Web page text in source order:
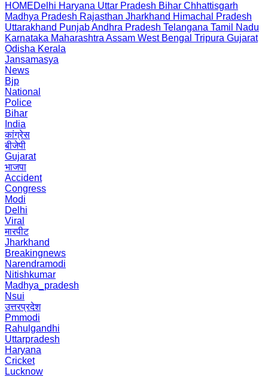
HOMEDelhi Haryana Uttar Pradesh Bihar Chhattisgarh
Madhya Pradesh Rajasthan Jharkhand Himachal Pradesh
Uttarakhand PunjabAndhra Pradesh Telangana Tamil Nadu
Karnataka Maharashtra Assam West Bengal Tripura Gujarat
Odisha Kerala
Jansamasya
News
Bjp
National
Police
Bihar
India
कांग्रेस
बीजेपी
Gujarat
भाजपा
Accident
Congress
Modi
Delhi
Viral
मारपीट
Jharkhand
Breakingnews
Narendramodi
Nitishkumar
Madhya_pradesh
Nsui
उत्तरप्रदेश
Pmmodi
Rahulgandhi
Uttarpradesh
Haryana
Cricket
Lucknow